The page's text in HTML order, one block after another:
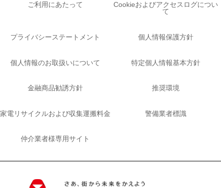
ご利用にあたって
Cookieおよびアクセスログについ
て
プライバシーステートメント 個人情報保護方針
個人情報のお取扱いについて 特定個人情報基本方針
金融商品勧誘方針 推奨環境
家電リサイクルおよび収集運搬料金 警備業者標識
仲介業者様専用サイト